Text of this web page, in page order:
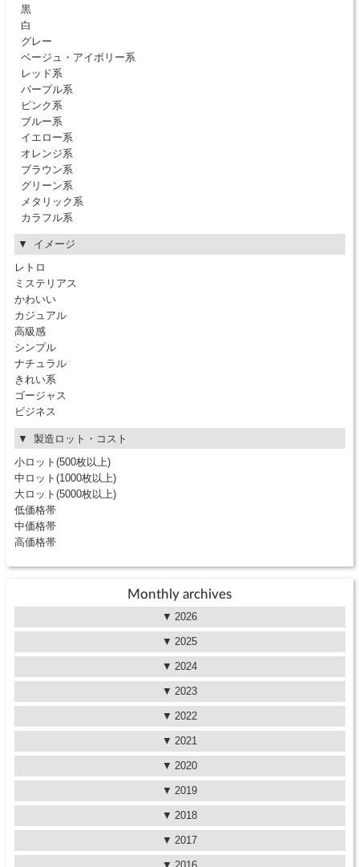
黒
白
グレー
ベージュ・アイボリー系
レッド系
パープル系
ピンク系
ブルー系
イエロー系
オレンジ系
ブラウン系
グリーン系
メタリック系
カラフル系
イメージ
レトロ
ミステリアス
かわいい
カジュアル
高級感
シンプル
ナチュラル
きれい系
ゴージャス
ビジネス
製造ロット・コスト
小ロット(500枚以上)
中ロット(1000枚以上)
大ロット(5000枚以上)
低価格帯
中価格帯
高価格帯
Monthly archives
2026
2025
2024
2023
2022
2021
2020
2019
2018
2017